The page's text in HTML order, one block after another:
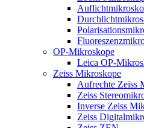
OP-Mikroskope
Leica OP-
Zeiss Mikroskope
Aufrechte Zeiss
Zeiss
Inverse Zeiss
Zeiss